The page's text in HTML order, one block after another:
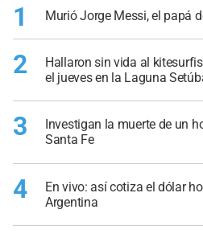
1 Murió Jorge Messi, el papá
2
Hallaron sin vida al
el jueves en la Laguna
3
Investigan la muerte de un
Santa Fe
4
En vivo: así cotiza el dólar
Argentina